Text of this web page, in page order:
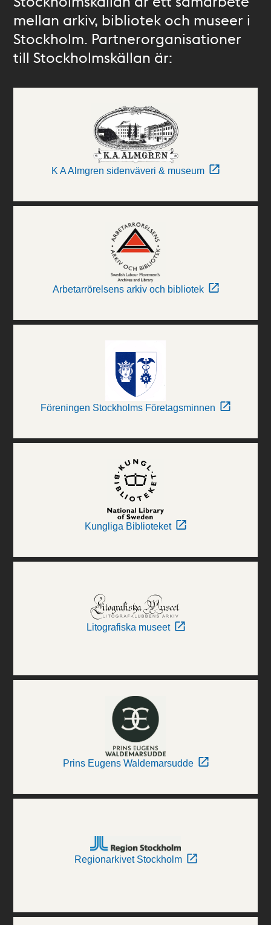
mellan arkiv, bibliotek och museer i
Stockholm. Partnerorganisationer
till Stockholmskällan är:
K A Almgren sidenväveri & museum
Arbetarrörelsens arkiv och bibliotek
Föreningen Stockholms Företagsminnen
Kungliga Biblioteket
Litografiska museet
Prins Eugens Waldemarsudde
Regionarkivet Stockholm